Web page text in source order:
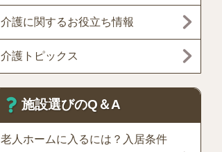
介護に関するお役立ち情報
介護トピックス
施設選びのQ＆A
老人ホームに入るには？入居条件